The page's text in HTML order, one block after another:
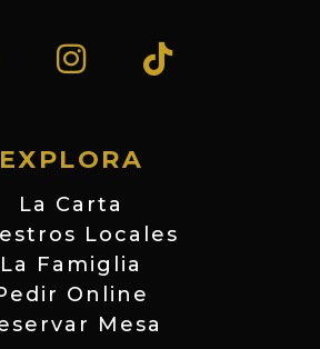
EXPLORA
La Carta
Locales
La Famiglia
Online
Mesa